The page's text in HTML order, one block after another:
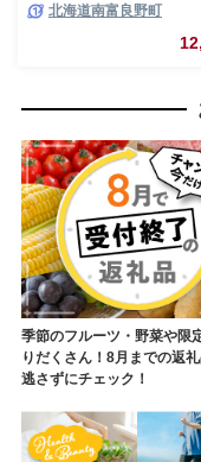
ム ベリー ハスカップ ラ
ー ソース カシス てんさ
農薬 ポリフェノール 鉄
北海道南富良野町
季節のフルーツ・野菜や限
りだくさん！8月までの返
逃さずにチェック！